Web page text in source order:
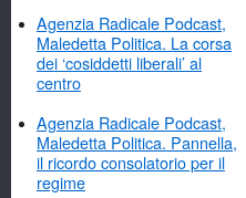
Agenzia Radicale Podcast,
Maledetta Politica. La corsa
dei ‘cosiddetti liberali’ al
centro
Agenzia Radicale Podcast,
Maledetta Politica. Pannella,
il ricordo consolatorio per il
regime